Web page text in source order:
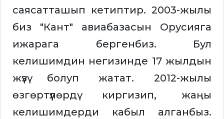
саясатташып кетиптир. 2003-жылы
биз "Кант" авиабазасын Орусияга
ижарага бергенбиз. Бул
келишимдин негизинде 17 жылдын
жүзү болуп жатат. 2012-жылы
өзгөртүүлөрдү киргизип, жаңы
келишимдерди кабыл алганбыз.